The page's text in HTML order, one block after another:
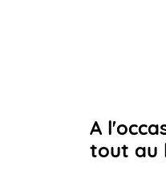
A
tout au